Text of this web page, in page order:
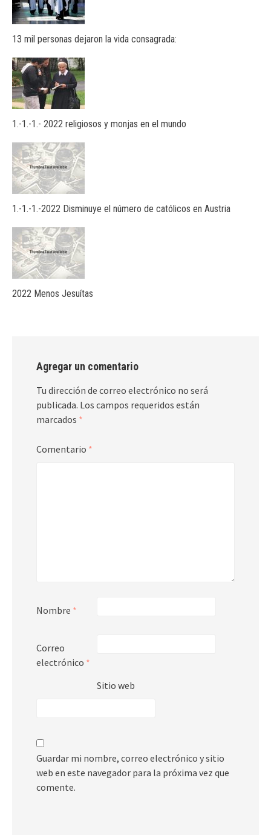
13 mil personas dejaron la vida consagrada:
1.-1.-1.- 2022 religiosos y monjas en el mundo
1.-1.-1.-2022 Disminuye el número de católicos en Austria
2022 Menos Jesuítas
Agregar un comentario
Tu dirección de correo electrónico no será
publicada. Los campos requeridos están
marcados *
Comentario *
Nombre *
Correo
electrónico *
Sitio web
Guardar mi nombre, correo electrónico y sitio
web en este navegador para la próxima vez que
comente.